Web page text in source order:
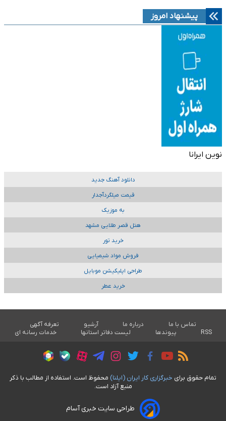
پیشنهاد امروز
نوین ایرانا
دانلود آهنگ جدید
قیمت میلگردآجدار
به موزیک
هتل قصر طلایی مشهد
خرید تور
فروش مواد شیمیایی
طراحی اپلیکیشن موبایل
خرید عطر
تماس با ما درباره ما آرشیو
تعرفه آگهی
RSS
پیوندها لیست دفاتر استانها خدمات رسانه ای
تمام حقوق برای خبرگزاری کار ايران (ايلنا) محفوظ است. استفاده از مطالب با ذکر
منبع آزاد است.
طراحی سایت خبری آسام